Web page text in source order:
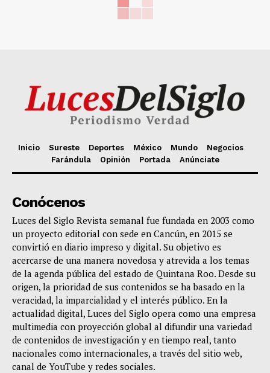
Inicio Sureste Deportes México Mundo
Negocios
Farándula
Opinión Portada Anúnciate
Conócenos
Luces del Siglo Revista semanal fue fundada en 2003 como
un proyecto editorial con sede en Cancún, en 2015 se
convirtió en diario impreso y digital. Su objetivo es
acercarse de una manera novedosa y atrevida a los temas
de la agenda pública del estado de Quintana Roo. Desde su
origen, la prioridad de sus contenidos se ha basado en la
veracidad, la imparcialidad y el interés público. En la
actualidad digital, Luces del Siglo opera como una empresa
multimedia con proyección global al difundir una variedad
de contenidos de investigación y en tiempo real, tanto
nacionales como internacionales, a través del sitio web,
canal de YouTube y redes sociales.